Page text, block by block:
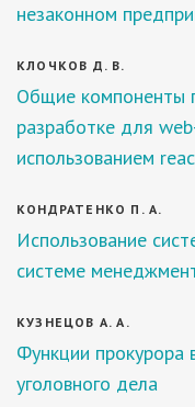
незаконном
КЛОЧКОВ Д. В.
Общие компоненты
разработке для
использованием
КОНДРАТЕНКО П. А.
Использование
системе
КУЗНЕЦОВ А. А.
Функции прокурора
уголовного дела